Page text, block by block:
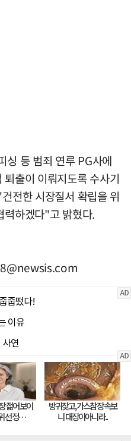
싱 등 범죄 연루 PG사에
출이 이뤄지도록 수사기
전한 시장질서 확립을 위
력하겠다"고 밝혔다.